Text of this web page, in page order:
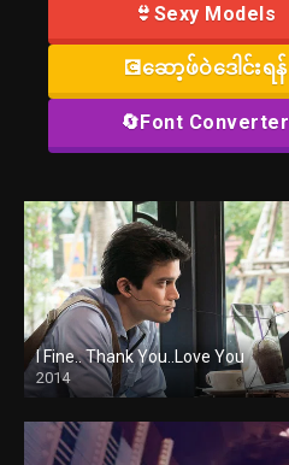
👙Sexy Models
💽ဆော့ဖ်ဝဲဒေါင်းရန်
🔄Font Converter
I Fine.. Thank You..Love You
2014